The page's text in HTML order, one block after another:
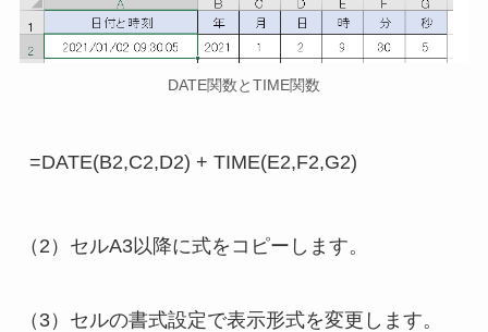
DATE関数とTIME関数
（2）セルA3以降に式をコピーします。
（3）セルの書式設定で表示形式を変更します。